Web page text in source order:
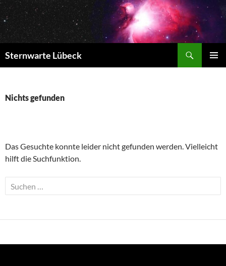
Zum
Inhalt
springen
Sternwarte Lübeck
Nichts gefunden
Das Gesuchte konnte leider nicht gefunden werden. Vielleicht
hilft die Suchfunktion.
Suchen
nach: